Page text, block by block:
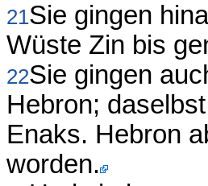
21Sie gingen
Wüste Zin bis
22Sie gingen
Hebron;
Enaks. Hebron
worden.